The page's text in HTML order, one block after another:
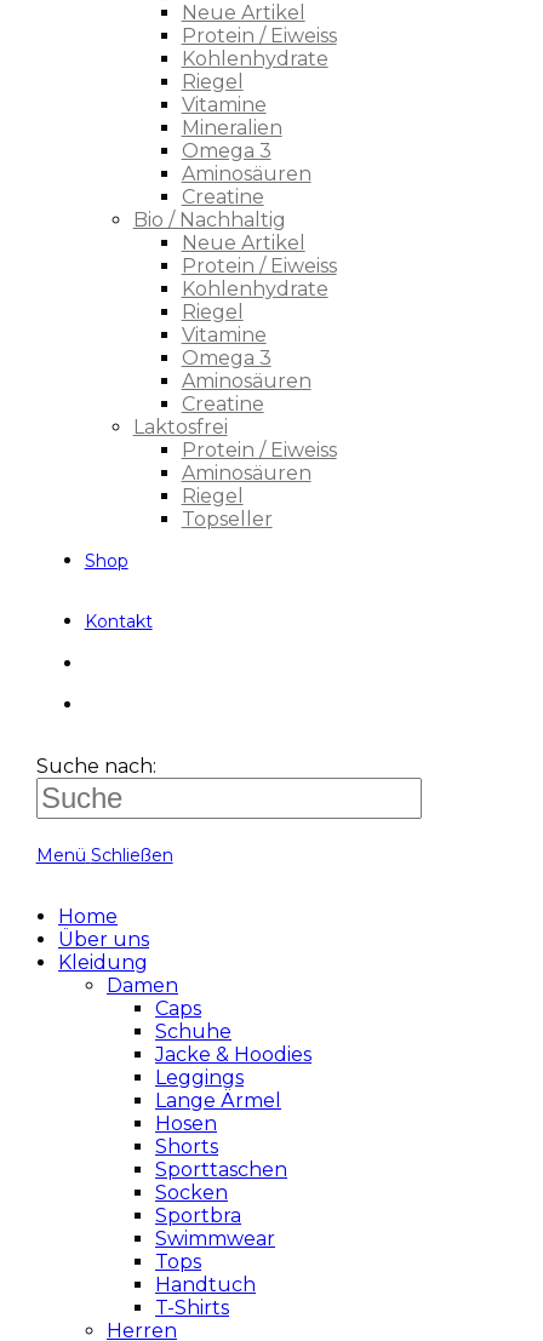
Neue Artikel
Protein / Eiweiss
Kohlenhydrate
Riegel
Vitamine
Mineralien
Omega 3
Aminosäuren
Creatine
Bio / Nachhaltig
Neue Artikel
Protein / Eiweiss
Kohlenhydrate
Riegel
Vitamine
Omega 3
Aminosäuren
Creatine
Laktosfrei
Protein / Eiweiss
Aminosäuren
Riegel
Topseller
Shop
Kontakt
Suche nach:
Menü Schließen
Home
Über uns
Kleidung
Damen
Caps
Schuhe
Jacke & Hoodies
Leggings
Lange Ärmel
Hosen
Shorts
Sporttaschen
Socken
Sportbra
Swimmwear
Tops
Handtuch
T-Shirts
Herren